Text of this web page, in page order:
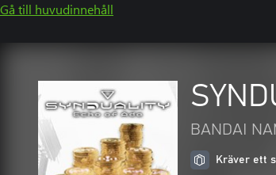
Gå till huvudinnehåll
BANDAI
Kräver ett